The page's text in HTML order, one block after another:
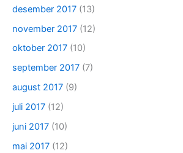
desember 2017 (13)
november 2017 (12)
oktober 2017 (10)
september 2017 (7)
august 2017 (9)
juli 2017 (12)
juni 2017 (10)
mai 2017 (12)